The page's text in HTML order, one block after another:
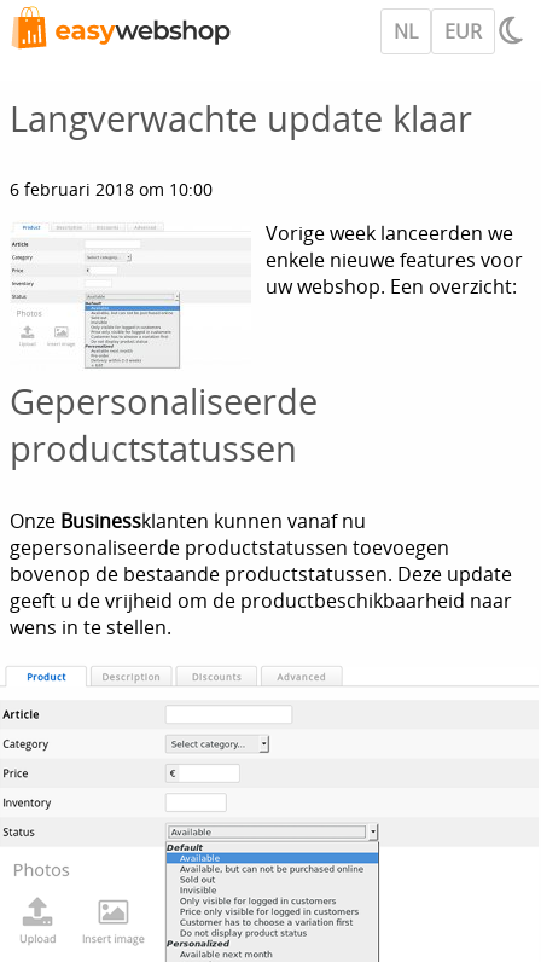
NL EUR
Langverwachte update klaar
6 februari 2018 om 10:00
Vorige week lanceerden we
enkele nieuwe features voor
uw webshop. Een overzicht:
Gepersonaliseerde
productstatussen
Onze Businessklanten kunnen vanaf nu
gepersonaliseerde productstatussen toevoegen
bovenop de bestaande productstatussen. Deze update
geeft u de vrijheid om de productbeschikbaarheid naar
wens in te stellen.